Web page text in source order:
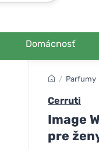
Domácnosť
/ Parfumy
Cerruti
Image
pre